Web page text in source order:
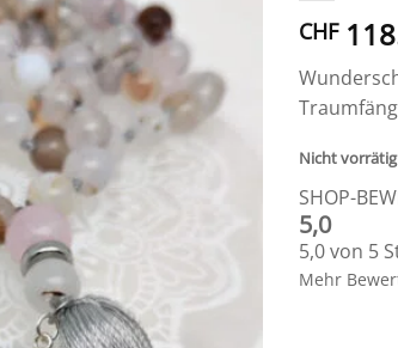
Auf die
Wunschliste
CHF
Nicht vorrätig
SHOP-
5,0
5,0 von 5
Mehr